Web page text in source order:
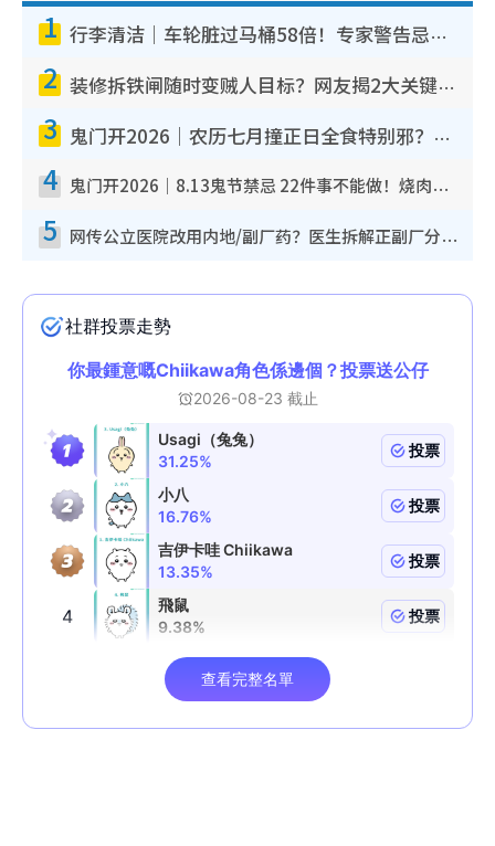
1 行李清洁｜车轮脏过马桶58倍！专家警告忌用酒精擦 教1招免脏手除菌
2 装修拆铁闸随时变贼人目标？网友揭2大关键用途：装新款等于白装？附新旧铁闸分别
3 鬼门开2026｜农历七月撞正日全食特别邪？专家警告切忌做一事！揭4大禁忌+2招保平安
4 鬼门开2026｜8.13鬼节禁忌 22件事不能做！烧肉、刺身要少食？半夜勿吹口哨/打给个电话
5 网传公立医院改用内地/副厂药？医生拆解正副厂分别，揭4类人换药随时出事